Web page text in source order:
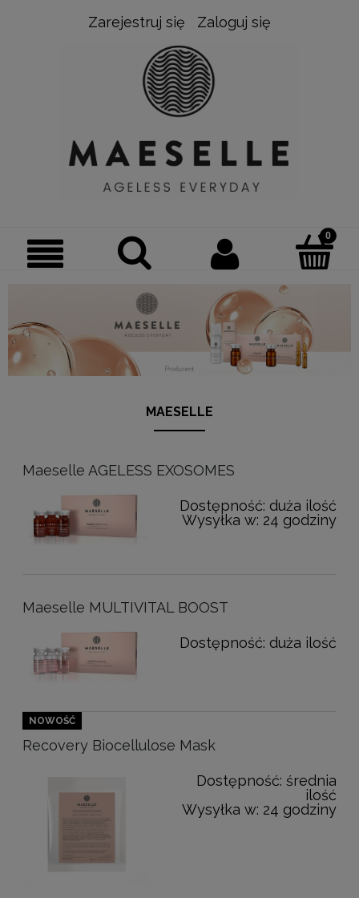
Zarejestruj się Zaloguj się
MAESELLE
Maeselle AGELESS EXOSOMES
Dostępność: duża ilość
Wysyłka w: 24 godziny
Maeselle MULTIVITAL BOOST
Dostępność: duża ilość
Recovery Biocellulose Mask
Dostępność: średnia
ilość
Wysyłka w: 24 godziny
NOWOŚĆ